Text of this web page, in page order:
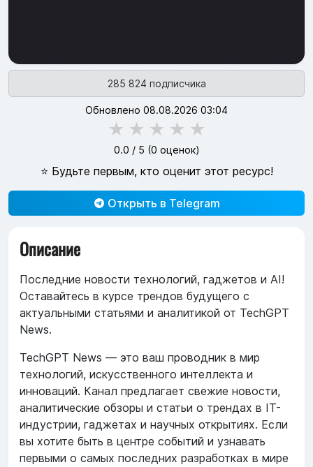
285 824 подписчика
Обновлено 08.08.2026 03:04
★ ★ ★ ★ ★
0.0 / 5 (0 оценок)
⭐ Будьте первым, кто оценит этот ресурс!
Открыть в Telegram
Описание
Последние новости технологий, гаджетов и AI!
Оставайтесь в курсе трендов будущего с
актуальными статьями и аналитикой от TechGPT
News.
TechGPT News — это ваш проводник в мир
технологий, искусственного интеллекта и
инноваций. Канал предлагает свежие новости,
аналитические обзоры и статьи о трендах в IT-
индустрии, гаджетах и научных открытиях. Если
вы хотите быть в центре событий и узнавать
первыми о самых последних разработках в мире